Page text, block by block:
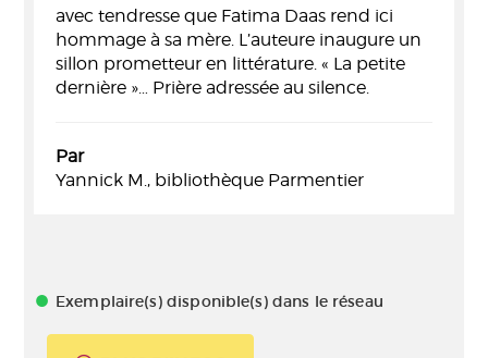
avec tendresse que Fatima Daas rend ici
hommage à sa mère. L’auteure inaugure un
sillon prometteur en littérature. « La petite
dernière »… Prière adressée au silence.
Par
Yannick M., bibliothèque Parmentier
Exemplaire(s) disponible(s) dans le réseau